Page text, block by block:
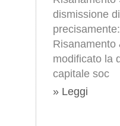
dismissione
Risanamento
modificato la
capitale soc
» Leggi